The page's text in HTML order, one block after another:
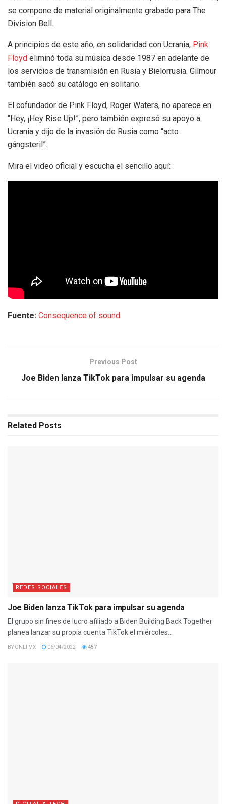
se compone de material originalmente grabado para The
Division Bell.
A principios de este año, en solidaridad con Ucrania, Pink
Floyd eliminó toda su música desde 1987 en adelante de
los servicios de transmisión en Rusia y Bielorrusia. Gilmour
también sacó su catálogo en solitario.
El cofundador de Pink Floyd, Roger Waters, no aparece en
“Hey, ¡Hey Rise Up!”, pero también expresó su apoyo a
Ucrania y dijo de la invasión de Rusia como “acto
gángsteril”.
Mira el video oficial y escucha el sencillo aquí:
Fuente: Consequence of sound.
Previous Post
Joe Biden lanza TikTok para impulsar su agenda
Related Posts
REDES SOCIALES
Joe Biden lanza TikTok para impulsar su agenda
El grupo sin fines de lucro afiliado a Biden Building Back Together
planea lanzar su propia cuenta TikTok el miércoles...
BY ONLI MX 06/04/2022 457